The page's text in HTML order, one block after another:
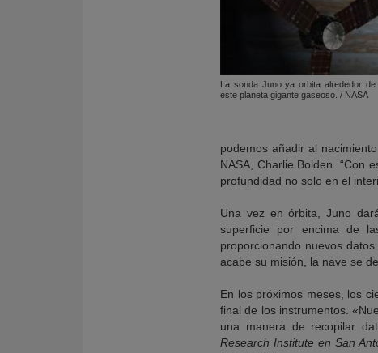
La sonda Juno ya orbita alrededor
este planeta gigante gaseoso. / NASA
podemos añadir al
NASA, Charlie Bolden. “Con
profundidad no solo en el
Una vez en órbita, Juno
superficie por encima de
proporcionando nuevos
acabe su misión, la nave se
En los próximos meses, los
final de los instrumentos.
una manera de recopilar
Research Institute en San